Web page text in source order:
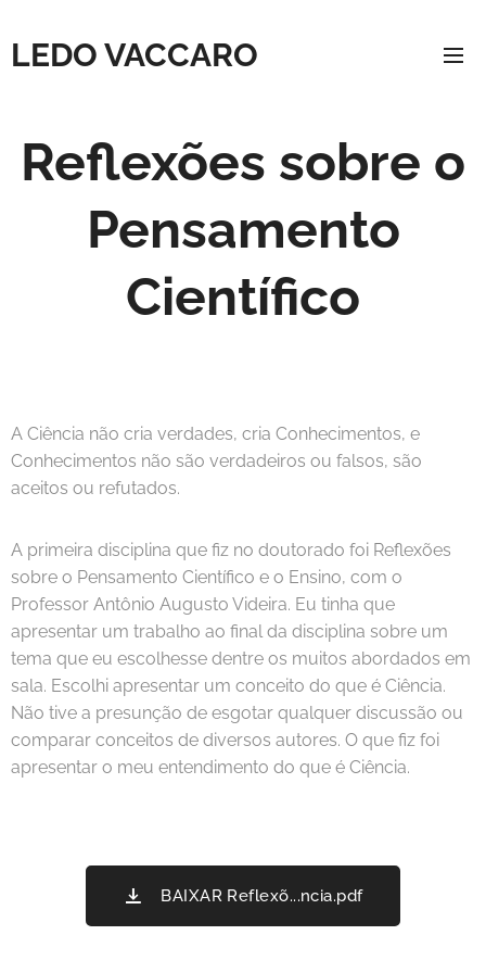
LEDO VACCARO
Reflexões sobre o
Pensamento
Científico
A Ciência não cria verdades, cria Conhecimentos, e
Conhecimentos não são verdadeiros ou falsos, são
aceitos ou refutados.
A primeira disciplina que fiz no doutorado foi Reflexões
sobre o Pensamento Científico e o Ensino, com o
Professor Antônio Augusto Videira. Eu tinha que
apresentar um trabalho ao final da disciplina sobre um
tema que eu escolhesse dentre os muitos abordados em
sala. Escolhi apresentar um conceito do que é Ciência.
Não tive a presunção de esgotar qualquer discussão ou
comparar conceitos de diversos autores. O que fiz foi
apresentar o meu entendimento do que é Ciência.
BAIXAR Reflexõ...ncia.pdf